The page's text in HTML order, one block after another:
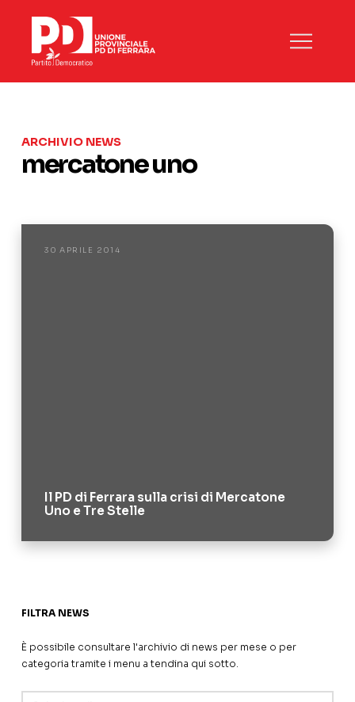
ARCHIVIO NEWS
mercatone uno
30 APRILE 2014
Il PD di Ferrara sulla crisi di Mercatone
Uno e Tre Stelle
FILTRA NEWS
È possibile consultare l'archivio di news per mese o per
categoria tramite i menu a tendina qui sotto.